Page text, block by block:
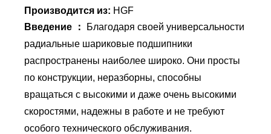
Производится из: HGF
Введение ：
Благодаря своей универсальности
радиальные шариковые подшипники
распространены наиболее широко. Они просты
по конструкции, неразборны, способны
вращаться с высокими и даже очень высокими
скоростями, надежны в работе и не требуют
особого технического обслуживания.